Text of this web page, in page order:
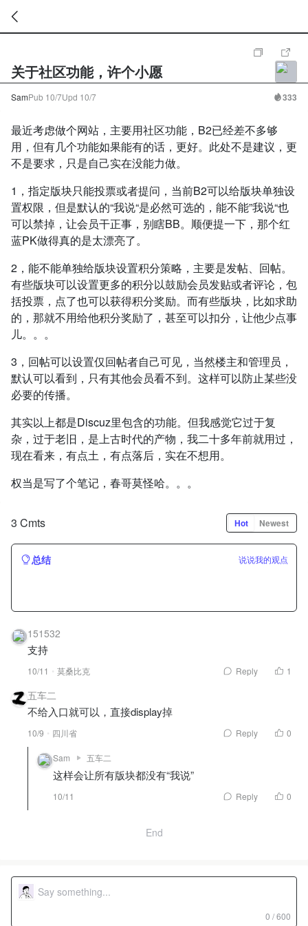
关于社区功能，许个小愿
SamPub 10/7Upd 10/7 333
最近考虑做个网站，主要用社区功能，B2已经差不多够
用，但有几个功能如果能有的话，更好。此处不是建议，更
不是要求，只是自己实在没能力做。
1，指定版块只能投票或者提问，当前B2可以给版块单独设
置权限，但是默认的“我说“是必然可选的，能不能”我说“也
可以禁掉，让会员干正事，别瞎BB。顺便提一下，那个红
蓝PK做得真的是太漂亮了。
2，能不能单独给版块设置积分策略，主要是发帖、回帖。
有些版块可以设置更多的积分以鼓励会员发贴或者评论，包
括投票，点了也可以获得积分奖励。而有些版块，比如求助
的，那就不用给他积分奖励了，甚至可以扣分，让他少点事
儿。。。
3，回帖可以设置仅回帖者自己可见，当然楼主和管理员，
默认可以看到，只有其他会员看不到。这样可以防止某些没
必要的传播。
其实以上都是Discuz里包含的功能。但我感觉它过于复
杂，过于老旧，是上古时代的产物，我二十多年前就用过，
现在看来，有点土，有点落后，实在不想用。
权当是写了个笔记，春哥莫怪哈。。。
3 Cmts Hot Newest
总结 说说我的观点
151532
支持
10/11 莫桑比克 Reply 1
五车二
不给入口就可以，直接display掉
10/9 四川省 Reply 0
Sam 五车二
这样会让所有版块都没有“我说”
10/11 Reply 0
End
0 / 600